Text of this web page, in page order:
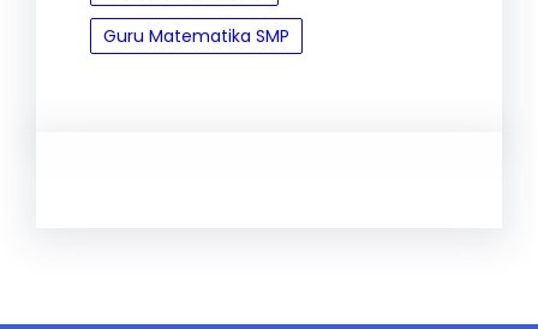
Guru Matematika SMP